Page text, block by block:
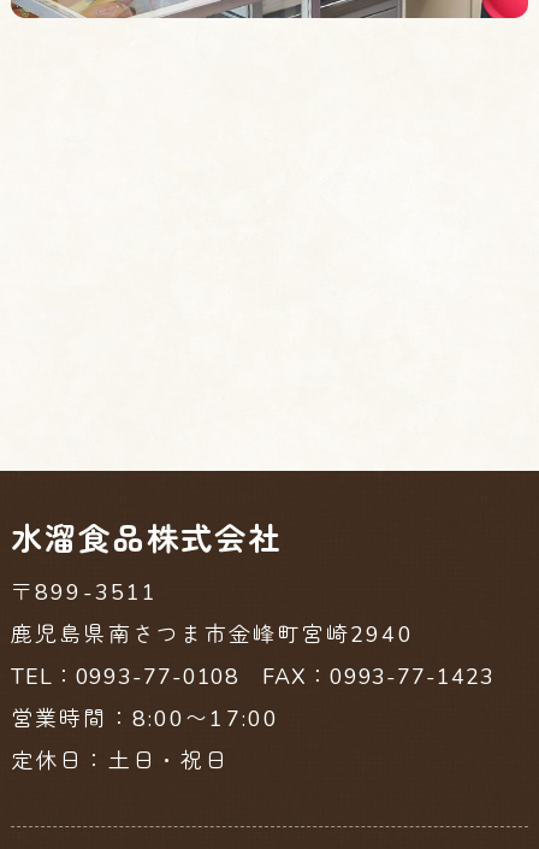
水溜食品株式会社
〒899-3511
鹿児島県南さつま市金峰町宮崎2940
TEL：0993-77-0108 FAX：0993-77-1423
営業時間：8:00〜17:00
定休日：土日・祝日